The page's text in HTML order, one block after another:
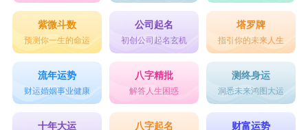
紫微斗数
预测你一生的命运
公司起名
初创公司起名玄机
塔罗牌
指引你的未来人生
流年运势
财运婚姻事业健康
八字精批
解答人生困惑
测终身运
洞悉未来鸿图大运
十年大运 八字起名 财富运势